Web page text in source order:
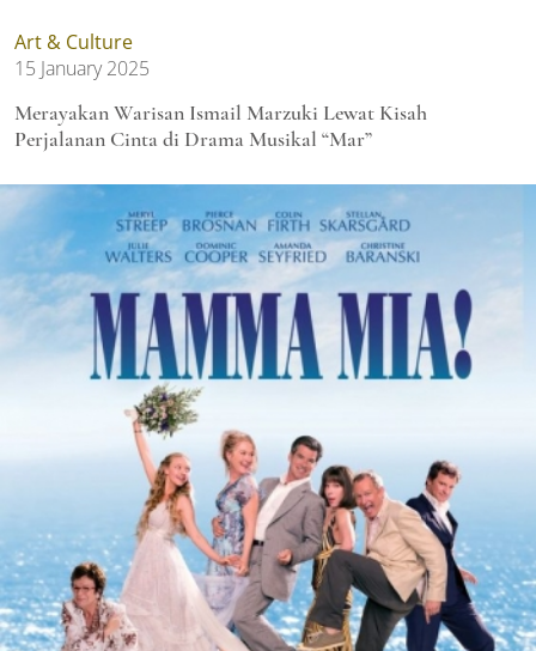
Art & Culture
15 January 2025
Merayakan Warisan Ismail Marzuki Lewat Kisah
Perjalanan Cinta di Drama Musikal “Mar”